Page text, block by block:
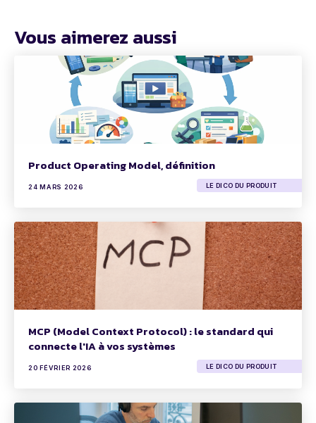
Vous aimerez aussi
Product Operating Model, définition
24 MARS 2026 LE DICO DU PRODUIT
MCP (Model Context Protocol) : le standard qui
connecte l'IA à vos systèmes
20 FÉVRIER 2026 LE DICO DU PRODUIT